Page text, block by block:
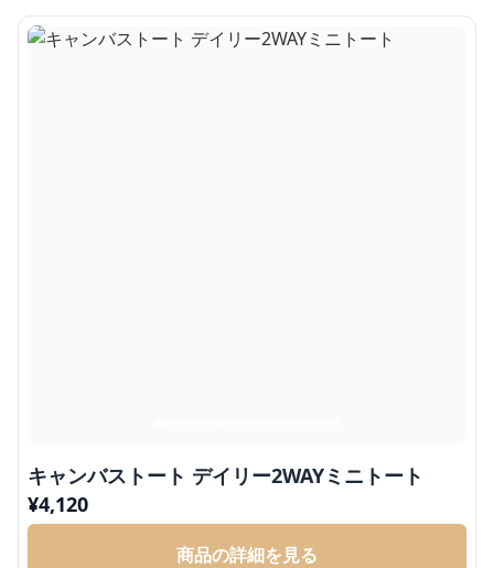
キャンバストート デイリー2WAYミニトート
¥4,120
商品の詳細を見る